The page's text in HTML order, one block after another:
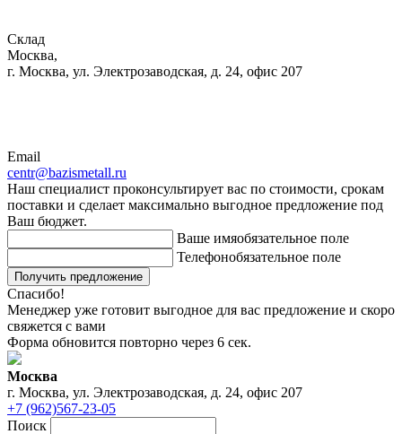
Склад
Москва,
г. Москва, ул. Электрозаводская, д. 24, офис 207
Email
centr@bazismetall.ru
Наш специалист проконсультирует вас по стоимости, срокам
поставки и сделает максимально выгодное предложение под
Ваш бюджет.
Ваше имяобязательное поле
Телефонобязательное поле
Получить предложение
Спасибо!
Менеджер уже готовит выгодное для вас предложение и скоро
свяжется с вами
Форма обновится повторно через 6 сек.
Москва
г. Москва, ул. Электрозаводская, д. 24, офис 207
+7 (962)567-23-05
Поиск